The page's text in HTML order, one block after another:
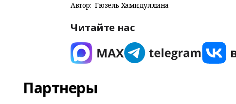
Автор: Гюзель Хамидуллина
Читайте нас
Партнеры